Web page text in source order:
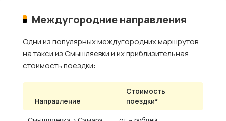
Междугородние направления
Одни из популярных междугородних маршрутов
на такси из Смышляевки и их приблизительная
стоимость поездки:
Направление
Стоимость
поездки*